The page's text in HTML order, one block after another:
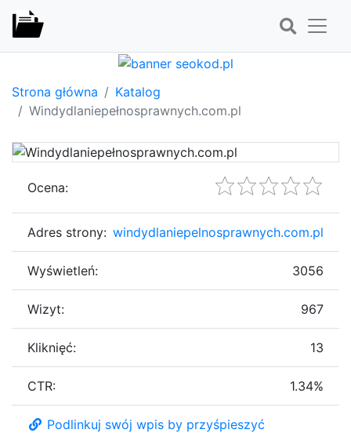
Strona główna
Katalog
Windydlaniepełnosprawnych.com.pl
Ocena:
Adres strony: windydlaniepelnosprawnych.com.pl
Wyświetleń: 3056
Wizyt: 967
Kliknięć: 13
CTR: 1.34%
Podlinkuj swój wpis by przyśpieszyć